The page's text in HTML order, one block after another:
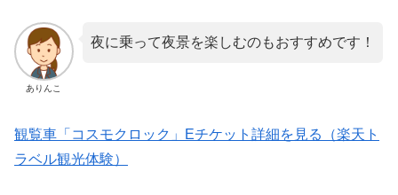
ありんこ
夜に乗って夜景を楽しむのもおすすめです！
観覧車「コスモクロック」Eチケット詳細を見る（楽天ト
ラベル観光体験）